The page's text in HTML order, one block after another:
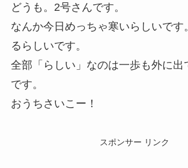
どうも。2号さんです。
なんか今日めっちゃ寒いらしいです
るらしいです。
全部「らしい」なのは一歩も外に出
です。
おうちさいこー！
スポンサー リンク